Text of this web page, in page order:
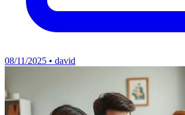
08/11/2025 • david